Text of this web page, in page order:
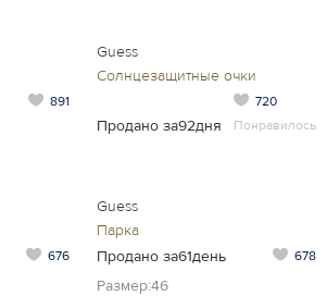
891
Guess
Солнцезащитные очки
Продано за92дня
720
Понравилось
676
Guess
Парка
Продано за61день
678
Размер:46